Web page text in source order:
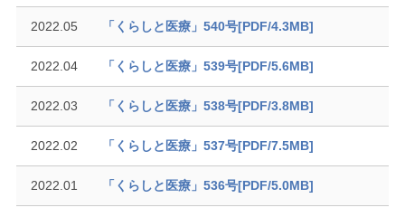
2022.05 「くらしと医療」540号[PDF/4.3MB]
2022.04 「くらしと医療」539号[PDF/5.6MB]
2022.03 「くらしと医療」538号[PDF/3.8MB]
2022.02 「くらしと医療」537号[PDF/7.5MB]
2022.01 「くらしと医療」536号[PDF/5.0MB]